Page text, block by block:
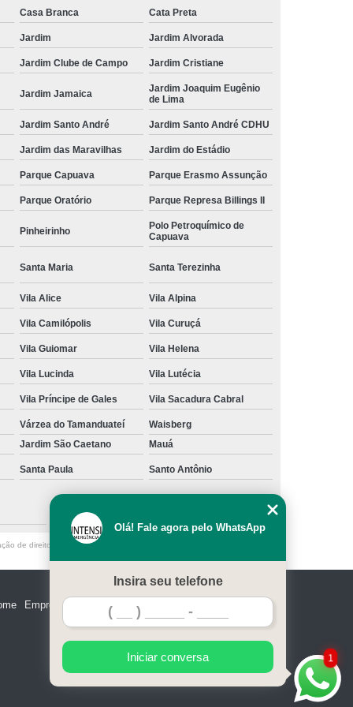
Casa Branca Cata Preta
Jardim Jardim Alvorada
Jardim Clube de Campo Jardim Cristiane
Jardim Jamaica
Jardim Joaquim Eugênio
de Lima
Jardim Santo André Jardim Santo André CDHU
Jardim das Maravilhas Jardim do Estádio
Parque Capuava Parque Erasmo Assunção
Parque Oratório Parque Represa Billings II
Pinheirinho
Polo Petroquímico de
Capuava
Santa Maria Santa Terezinha
Vila Alice Vila Alpina
Vila Camilópolis Vila Curuçá
Vila Guiomar Vila Helena
Vila Lucinda Vila Lutécia
Vila Príncipe de Gales Vila Sacadura Cabral
Várzea do Tamanduateí
Waisberg
Jardim São Caetano Mauá
Santa Paula Santo Antônio
São Caetano do Sul
de direito autoral – artigo 184 do Código Penal –
Empresa Serviços
1
Olá! Fale agora pelo WhatsApp
Insira seu telefone
Iniciar conversa